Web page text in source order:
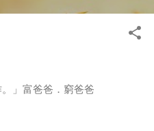
。」富爸爸．窮爸爸